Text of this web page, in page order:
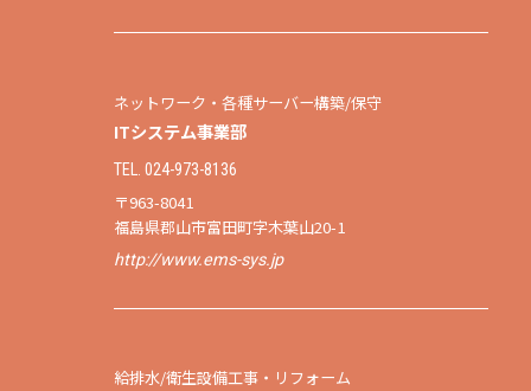
ネットワーク・各種サーバー構築/保守
ITシステム事業部
TEL. 024-973-8136
〒963-8041
福島県郡山市富田町字木葉山20-1
http://www.ems-sys.jp
給排水/衛生設備工事・リフォーム